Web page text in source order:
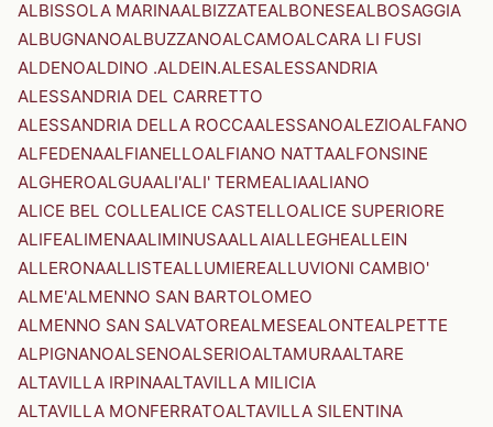
ALBISSOLA MARINAALBIZZATEALBONESEALBOSAGGIA
ALBUGNANOALBUZZANOALCAMOALCARA LI FUSI
ALDENOALDINO .ALDEIN.ALESALESSANDRIA
ALESSANDRIA DEL CARRETTO
ALESSANDRIA DELLA ROCCAALESSANOALEZIOALFANO
ALFEDENAALFIANELLOALFIANO NATTAALFONSINE
ALGHEROALGUAALI'ALI' TERMEALIAALIANO
ALICE BEL COLLEALICE CASTELLOALICE SUPERIORE
ALIFEALIMENAALIMINUSAALLAIALLEGHEALLEIN
ALLERONAALLISTEALLUMIEREALLUVIONI CAMBIO'
ALME'ALMENNO SAN BARTOLOMEO
ALMENNO SAN SALVATOREALMESEALONTEALPETTE
ALPIGNANOALSENOALSERIOALTAMURAALTARE
ALTAVILLA IRPINAALTAVILLA MILICIA
ALTAVILLA MONFERRATOALTAVILLA SILENTINA